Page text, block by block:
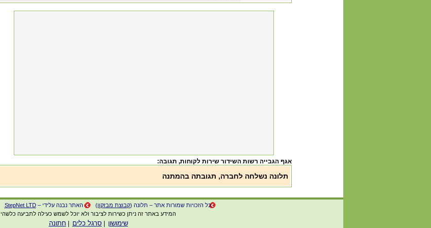
אגף הגבייה רשות השידור שירות לקוחות, תגובה:
תלונה נשלחה לחברה, תגובתה בהמתנה
כל הזכויות שמורות אתר – תלונה (קבוצת מבזקון) האתר נבנה עלידי –StepNet LTD
המידע באתר זה ניתן כשירות לציבור ולא יוכל לשמש כעילה לתביעה כלשהי
שימושון סרגל כלים חתונה